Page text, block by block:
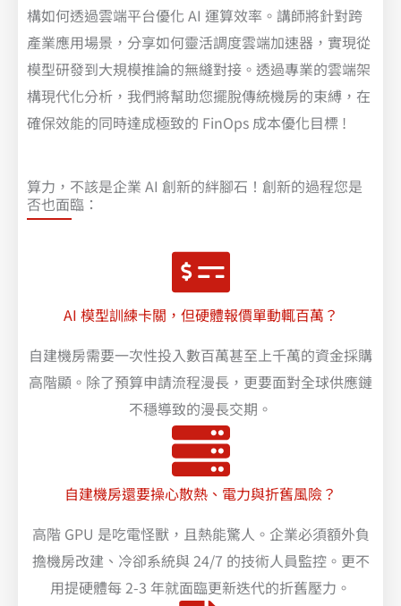
構如何透過雲端平台優化 AI 運算效率。講師將針對跨
產業應用場景，分享如何靈活調度雲端加速器，實現從
模型研發到大規模推論的無縫對接。透過專業的雲端架
構現代化分析，我們將幫助您擺脫傳統機房的束縛，在
確保效能的同時達成極致的 FinOps 成本優化目標 !
算力，不該是企業 AI 創新的絆腳石！創新的過程您是
否也面臨：
AI 模型訓練卡關，但硬體報價單動輒百萬？
自建機房需要一次性投入數百萬甚至上千萬的資金採購
高階顯。除了預算申請流程漫長，更要面對全球供應鏈
不穩導致的漫長交期。
自建機房還要操心散熱、電力與折舊風險？
高階 GPU 是吃電怪獸，且熱能驚人。企業必須額外負
擔機房改建、冷卻系統與 24/7 的技術人員監控。更不
用提硬體每 2-3 年就面臨更新迭代的折舊壓力。